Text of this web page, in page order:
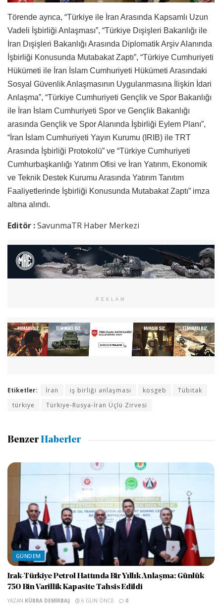
Törende ayrıca, “Türkiye ile İran Arasında Kapsamlı Uzun
Vadeli İşbirliği Anlaşması”, “Türkiye Dışişleri Bakanlığı ile
İran Dışişleri Bakanlığı Arasında Diplomatik Arşiv Alanında
İşbirliği Konusunda Mutabakat Zaptı”, “Türkiye Cumhuriyeti
Hükümeti ile İran İslam Cumhuriyeti Hükümeti Arasındaki
Sosyal Güvenlik Anlaşmasının Uygulanmasına İlişkin İdari
Anlaşma”, “Türkiye Cumhuriyeti Gençlik ve Spor Bakanlığı
ile İran İslam Cumhuriyeti Spor ve Gençlik Bakanlığı
arasında Gençlik ve Spor Alanında İşbirliği Eylem Planı”,
“İran İslam Cumhuriyeti Yayın Kurumu (IRIB) ile TRT
Arasında İşbirliği Protokolü” ve “Türkiye Cumhuriyeti
Cumhurbaşkanlığı Yatırım Ofisi ve İran Yatırım, Ekonomik
ve Teknik Destek Kurumu Arasında Yatırım Tanıtım
Faaliyetlerinde İşbirliği Konusunda Mutabakat Zaptı” imza
altına alındı.
Editör :SavunmaTR Haber Merkezi
REKLAM
Etiketler: İran iş birliği anlaşması kosgeb
Tübitak
türkiye
Türkiye-Rusya-İran Üçlü Zirvesi
Benzer Haberler
GÜNDEM
Irak-Türkiye Petrol Hattında Bir Yıllık Anlaşma: Günlük
750 Bin Varillik Kapasite Tahsis Edildi
YAZAN KÜBRA DEMIRBAŞ 6 GÜN ÖNCE 0